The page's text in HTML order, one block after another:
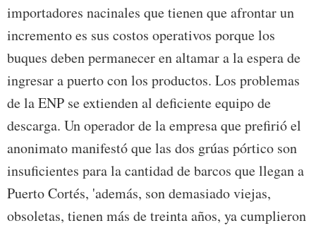
importadores nacinales que tienen que afrontar un
incremento es sus costos operativos porque los
buques deben permanecer en altamar a la espera de
ingresar a puerto con los productos. Los problemas
de la ENP se extienden al deficiente equipo de
descarga. Un operador de la empresa que prefirió el
anonimato manifestó que las dos grúas pórtico son
insuficientes para la cantidad de barcos que llegan a
Puerto Cortés, 'además, son demasiado viejas,
obsoletas, tienen más de treinta años, ya cumplieron